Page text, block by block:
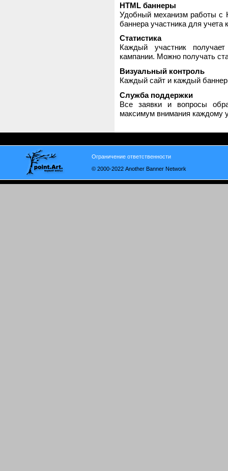
HTML баннеры
Удобный механизм работы с
баннера участника для
Статистика
Каждый участник
кампании. Можно получать
Визуальный контроль
Каждый сайт и каждый
Служба поддержки
Все заявки и вопросы
максимум внимания каждому
Ограничение ответственности
© 2000-2022 Another Banner Network